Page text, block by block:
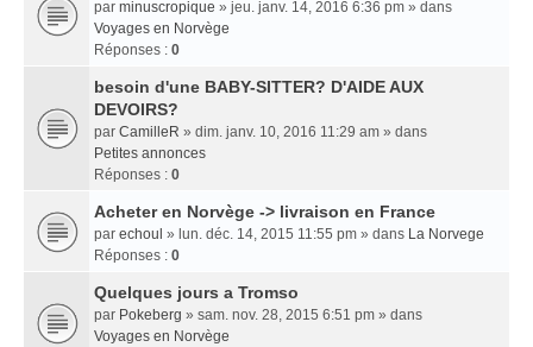
par minuscropique » jeu. janv. 14, 2016 6:36 pm » dans
Voyages en Norvège
Réponses : 0
besoin d'une BABY-SITTER? D'AIDE AUX
DEVOIRS?
par CamilleR » dim. janv. 10, 2016 11:29 am » dans
Petites annonces
Réponses : 0
Acheter en Norvège -> livraison en France
par echoul » lun. déc. 14, 2015 11:55 pm » dans La Norvege
Réponses : 0
Quelques jours a Tromso
par Pokeberg » sam. nov. 28, 2015 6:51 pm » dans
Voyages en Norvège